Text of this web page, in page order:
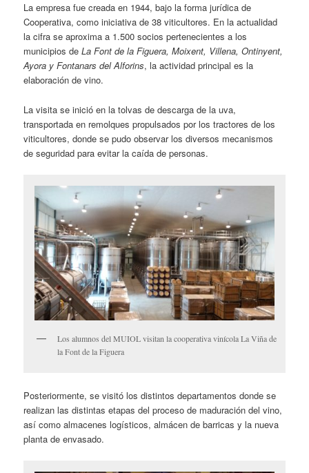
La empresa fue creada en 1944, bajo la forma jurídica de
Cooperativa, como iniciativa de 38 viticultores. En la actualidad
la cifra se aproxima a 1.500 socios pertenecientes a los
municipios deLa Font de la Figuera, Moixent, Villena, Ontinyent,
Ayora y Fontanars del Alforins, la actividad principal es la
elaboración de vino.
La visita se inició en la tolvas de descarga de la uva,
transportada en remolques propulsados por los tractores de los
viticultores, donde se pudo observar los diversos mecanismos
de seguridad para evitar la caída de personas.
Los alumnos del MUIOL visitan la cooperativa vinícola La Viña de
la Font de la Figuera
Posteriormente, se visitó los distintos departamentos donde se
realizan las distintas etapas del proceso de maduración del vino,
así como almacenes logísticos, almácen de barricas y la nueva
planta de envasado.